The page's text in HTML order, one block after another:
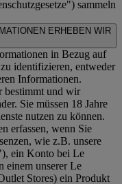
") sammeln
ERHEBEN WIR
in Bezug auf
identifizieren, entweder
Informationen.
bestimmt und wir
Sie müssen 18 Jahre
nutzen zu können.
erfassen, wenn Sie
wie z.B. unsere
ein Konto bei Le
einem unserer Le
Stores) ein Produkt